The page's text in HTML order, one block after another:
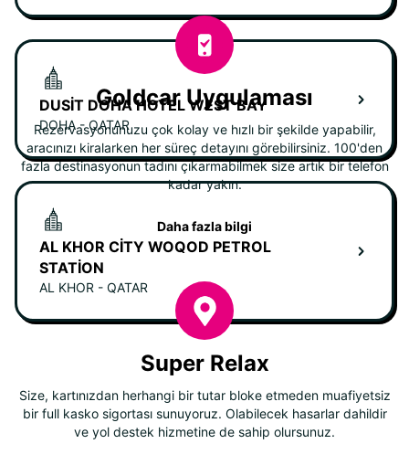
DUSIT DOHA HOTEL WEST BAY
DOHA - QATAR
AL KHOR CITY WOQOD PETROL
STATION
AL KHOR - QATAR
Goldcar Uygulaması
Rezervasyonunuzu çok kolay ve hızlı bir şekilde yapabilir,
aracınızı kiralarken her süreç detayını görebilirsiniz. 100'den
fazla destinasyonun tadını çıkarmabilmek size artık bir telefon
kadar yakın.
Daha fazla bilgi
Super Relax
Size, kartınızdan herhangi bir tutar bloke etmeden muafiyetsiz
bir full kasko sigortası sunuyoruz. Olabilecek hasarlar dahildir
ve yol destek hizmetine de sahip olursunuz.